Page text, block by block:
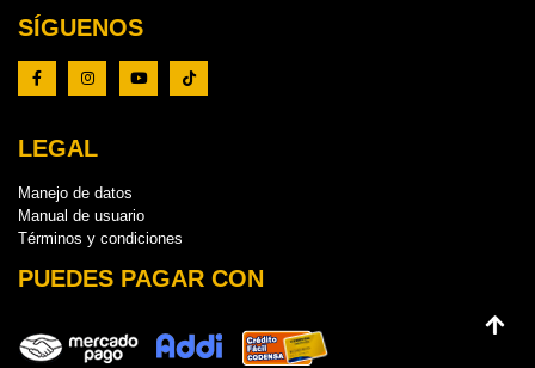
SÍGUENOS
LEGAL
Manejo de datos
Manual de usuario
Términos y condiciones
PUEDES PAGAR CON